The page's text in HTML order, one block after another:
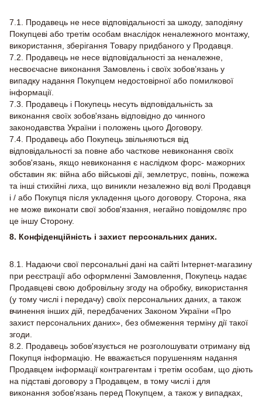
7.1. Продавець не несе відповідальності за шкоду, заподіяну
Покупцеві або третім особам внаслідок неналежного монтажу,
використання, зберігання Товару придбаного у Продавця.
7.2. Продавець не несе відповідальності за неналежне,
несвоєчасне виконання Замовлень і своїх зобов’язань у
випадку надання Покупцем недостовірної або помилкової
інформації.
7.3. Продавець і Покупець несуть відповідальність за
виконання своїх зобов'язань відповідно до чинного
законодавства України і положень цього Договору.
7.4. Продавець або Покупець звільняються від
відповідальності за повне або часткове невиконання своїх
зобов'язань, якщо невиконання є наслідком форс- мажорних
обставин як: війна або військові дії, землетрус, повінь, пожежа
та інші стихійні лиха, що виникли незалежно від волі Продавця
і / або Покупця після укладення цього договору. Сторона, яка
не може виконати свої зобов'язання, негайно повідомляє про
це іншу Сторону.
8. Конфіденційність і захист персональних даних.
8.1. Надаючи свої персональні дані на сайті Інтернет-магазину
при реєстрації або оформленні Замовлення, Покупець надає
Продавцеві свою добровільну згоду на обробку, використання
(у тому числі і передачу) своїх персональних даних, а також
вчинення інших дій, передбачених Законом України «Про
захист персональних даних», без обмеження терміну дії такої
згоди.
8.2. Продавець зобов'язується не розголошувати отриману від
Покупця інформацію. Не вважається порушенням надання
Продавцем інформації контрагентам і третім особам, що діють
на підставі договору з Продавцем, в тому числі і для
виконання зобов'язань перед Покупцем, а також у випадках,